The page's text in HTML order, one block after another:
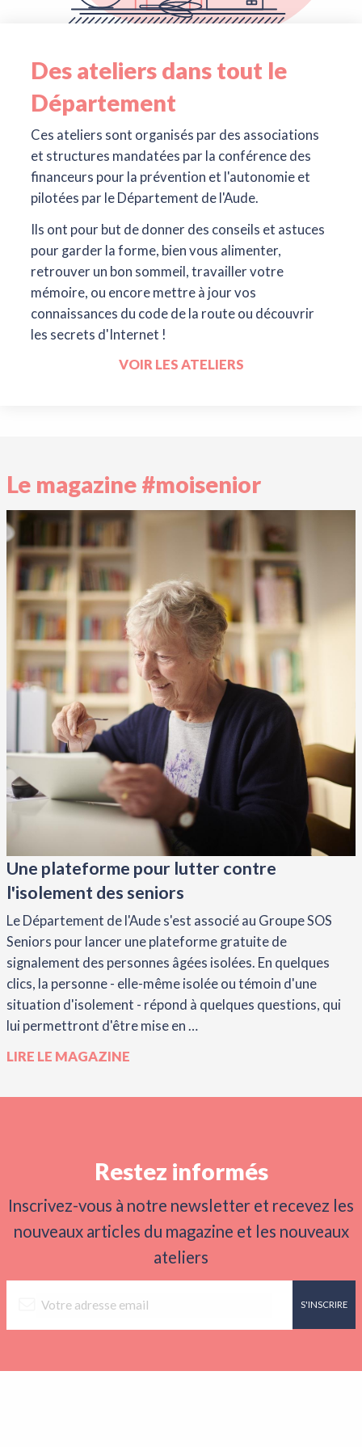
Des ateliers dans tout le
Département
Ces ateliers sont organisés par des associations
et structures mandatées par la conférence des
financeurs pour la prévention et l'autonomie et
pilotées par le Département de l'Aude.
Ils ont pour but de donner des conseils et astuces
pour garder la forme, bien vous alimenter,
retrouver un bon sommeil, travailler votre
mémoire, ou encore mettre à jour vos
connaissances du code de la route ou découvrir
les secrets d'Internet !
VOIR LES ATELIERS
Le magazine #moisenior
Une plateforme pour lutter contre
l'isolement des seniors
Le Département de l'Aude s'est associé au Groupe SOS
Seniors pour lancer une plateforme gratuite de
signalement des personnes âgées isolées. En quelques
clics, la personne - elle-même isolée ou témoin d'une
situation d'isolement - répond à quelques questions, qui
lui permettront d'être mise en …
LIRE LE MAGAZINE
Restez informés
Inscrivez-vous à notre newsletter et recevez les
nouveaux articles du magazine et les nouveaux
ateliers